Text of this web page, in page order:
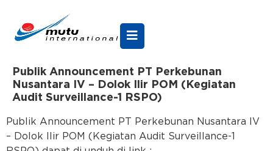
Publik Announcement PT Perkebunan
Nusantara IV – Dolok Ilir POM (Kegiatan
Audit Surveillance-1 RSPO)
Publik Announcement PT Perkebunan Nusantara IV
– Dolok Ilir POM (Kegiatan Audit Surveillance-1